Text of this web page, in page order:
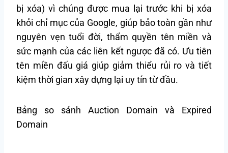
bị xóa) vì chúng được mua lại trước khi bị xóa
khỏi chỉ mục của Google, giúp bảo toàn gần như
nguyên vẹn tuổi đời, thẩm quyền tên miền và
sức mạnh của các liên kết ngược đã có. Ưu tiên
tên miền đấu giá giúp giảm thiểu rủi ro và tiết
kiệm thời gian xây dựng lại uy tín từ đầu.
Bảng so sánh Auction Domain và Expired
Domain